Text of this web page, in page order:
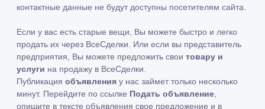
контактные данные не будут доступны посетителям сайта.
Если у вас есть старые вещи, Вы можете быстро и легко
продать их через ВсеСделки. Или если вы представитель
предприятия, Вы можете предложить свои товару и
услуги на продажу в ВсеСделки.
Публикация объявления у нас займет только несколько
минут. Перейдите по ссылке Подать объявление
опишите в тексте объявления свое предложение и в